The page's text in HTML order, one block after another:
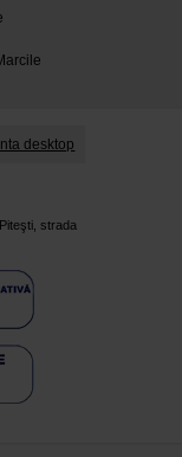
desktop
strada